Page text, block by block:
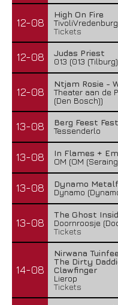
12-08
High On Fire
Tickets
12-08
Judas Priest
013 (013
12-08
Ntjam Rosie -
Theater aan de
(Den Bosch))
13-08
Berg Feest
Tessenderlo
13-08
In Flames +
OM (OM
13-08
Dynamo
Dynamo
13-08
The Ghost
Doornroosje
Tickets
14-08
Nirwana
The Dirty
Clawfinger
Lierop
Tickets